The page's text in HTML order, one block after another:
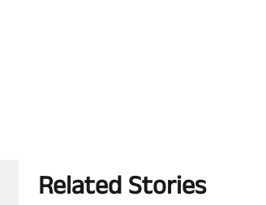
Related Stories